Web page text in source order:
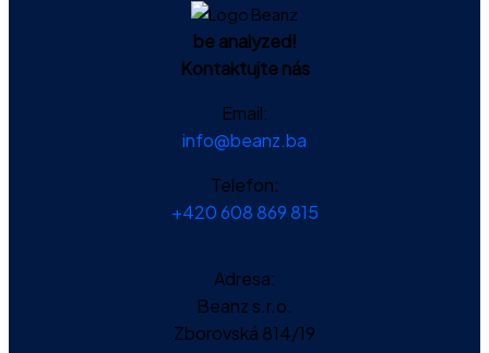
be analyzed!
Kontaktujte nás
Email:
info@beanz.ba
Telefon:
+420 608 869 815
Adresa:
Beanz s.r.o.
Zborovská 814/19